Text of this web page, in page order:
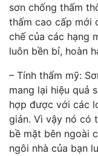
sơn chống thấm
thấm cao cấp mới
chế của các hạng
luôn bền bỉ, hoàn
– Tính thẩm mỹ:
mang lại hiệu quả
hợp được với các
giản. Vì vậy nó có
bề mặt bên ngoài
ngôi nhà của bạn